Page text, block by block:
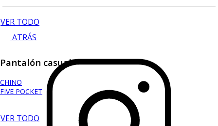
VER TODO
ATRÁS
Pantalón casual
CHINO
FIVE POCKET
VER TODO